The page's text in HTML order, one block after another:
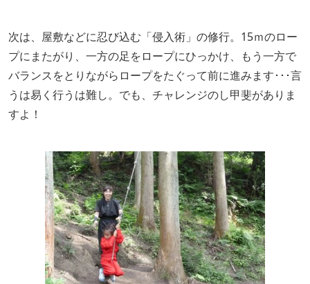
次は、屋敷などに忍び込む「侵入術」の修行。15ｍのロー
プにまたがり、一方の足をロープにひっかけ、もう一方で
バランスをとりながらロープをたぐって前に進みます･･･言
うは易く行うは難し。でも、チャレンジのし甲斐がありま
すよ！